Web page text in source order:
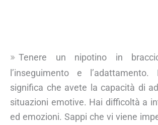
Tenere un nipotino in
l’inseguimento e
significa che avete la capacità di
situazioni emotive. Hai difficoltà a
ed emozioni. Sappi che vi viene